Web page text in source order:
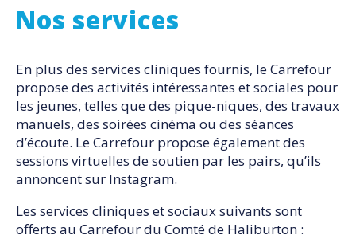
Nos services
En plus des services cliniques fournis, le Carrefour
propose des activités intéressantes et sociales pour
les jeunes, telles que des pique-niques, des travaux
manuels, des soirées cinéma ou des séances
d’écoute. Le Carrefour propose également des
sessions virtuelles de soutien par les pairs, qu’ils
annoncent sur Instagram.
Les services cliniques et sociaux suivants sont
offerts au Carrefour du Comté de Haliburton :